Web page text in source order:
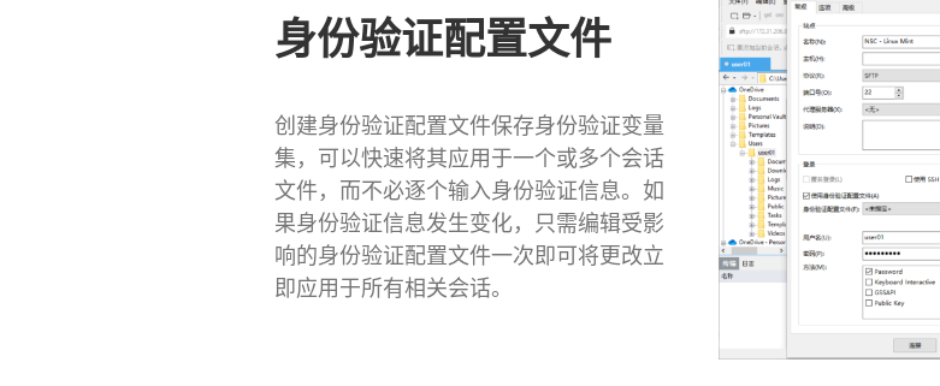
身份验证配置文件
创建身份验证配置文件保存身份验证变量
集，可以快速将其应用于一个或多个会话
文件，而不必逐个输入身份验证信息。如
果身份验证信息发生变化，只需编辑受影
响的身份验证配置文件一次即可将更改立
即应用于所有相关会话。